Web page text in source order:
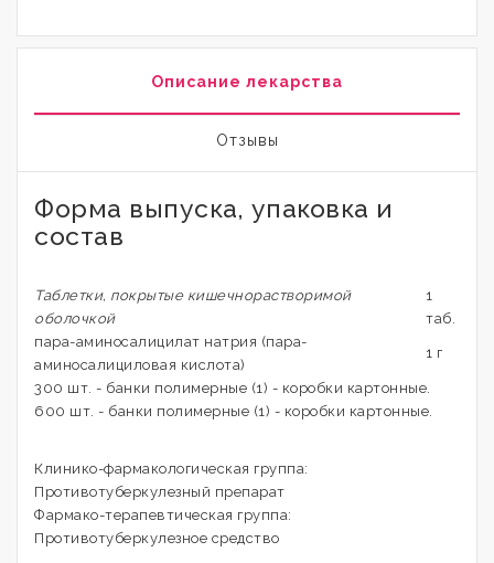
Описание лекарства
Отзывы
Форма выпуска, упаковка и
состав
Таблетки, покрытые кишечнорастворимой
оболочкой
1
таб.
пара-аминосалицилат натрия (пара-
аминосалициловая кислота)
1 г
300 шт. - банки полимерные (1) - коробки картонные.
600 шт. - банки полимерные (1) - коробки картонные.
Клинико-фармакологическая группа:
Противотуберкулезный препарат
Фармако-терапевтическая группа:
Противотуберкулезное средство